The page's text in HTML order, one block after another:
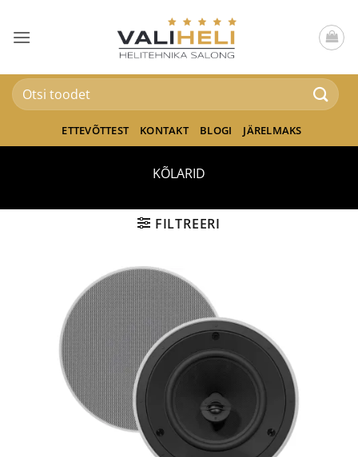
content
Otsi:
ETTEVÕTTEST KONTAKT BLOGI JÄRELMAKS
KÕLARID
FILTREERI